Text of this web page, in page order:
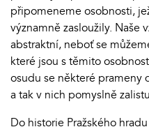
připomeneme osobnosti,
významně zasloužily. Naše
abstraktní, neboť se
které jsou s těmito
osudu se některé prameny
a tak v nich pomyslně
Do historie Pražského